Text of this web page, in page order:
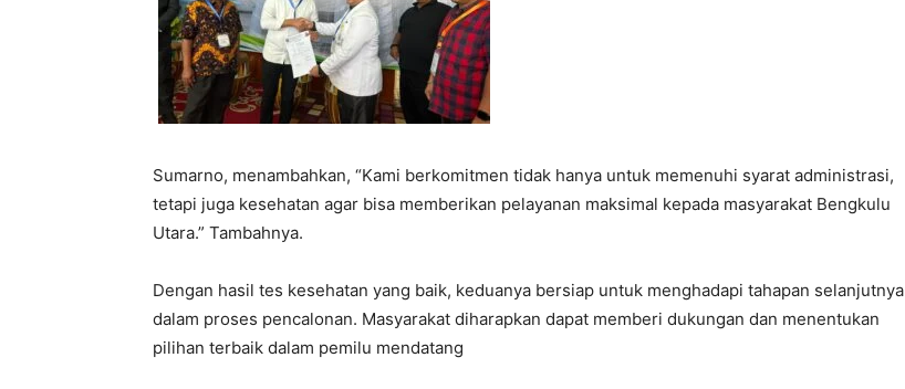
Sumarno, menambahkan, “Kami berkomitmen tidak hanya untuk memenuhi syarat administrasi,
tetapi juga kesehatan agar bisa memberikan pelayanan maksimal kepada masyarakat Bengkulu
Utara.” Tambahnya.
Dengan hasil tes kesehatan yang baik, keduanya bersiap untuk menghadapi tahapan selanjutnya
dalam proses pencalonan. Masyarakat diharapkan dapat memberi dukungan dan menentukan
pilihan terbaik dalam pemilu mendatang